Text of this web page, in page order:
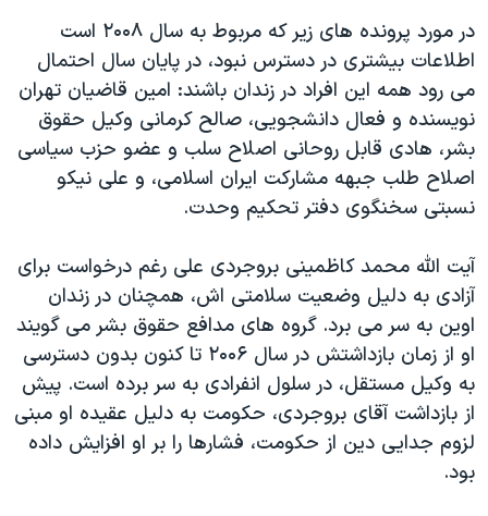
در مورد پرونده های زیر که مربوط به سال ۲۰۰۸ است
اطلاعات بیشتری در دسترس نبود، در پایان سال احتمال
می رود همه این افراد در زندان باشند: امین قاضیان تهران
نویسنده و فعال دانشجویی، صالح کرمانی وکیل حقوق
بشر، هادی قابل روحانی اصلاح سلب و عضو حزب سیاسی
اصلاح طلب جبهه مشارکت ایران اسلامی، و علی نیکو
نسبتی سخنگوی دفتر تحکیم وحدت.
آیت الله محمد کاظمینی بروجردی علی رغم درخواست برای
آزادی به دلیل وضعیت سلامتی اش، همچنان در زندان
اوین به سر می برد. گروه های مدافع حقوق بشر می گویند
او از زمان بازداشتش در سال ۲۰۰۶ تا کنون بدون دسترسی
به وکیل مستقل، در سلول انفرادی به سر برده است. پیش
از بازداشت آقای بروجردی، حکومت به دلیل عقیده او مبنی
لزوم جدایی دین از حکومت، فشارها را بر او افزایش داده
بود.